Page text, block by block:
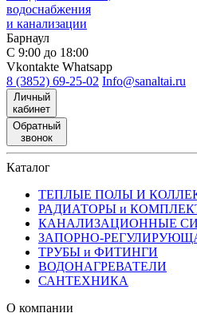
водоснабжения
и канализации
Барнаул
С 9:00 до 18:00
Vkontakte Whatsapp
8 (3852) 69-25-02 Info@sanaltai.ru
Личный
кабинет
Обратный
звонок
Каталог
ТЕПЛЫЕ ПОЛЫ И
РАДИАТОРЫ и
КАНАЛИЗАЦИОННЫЕ
ЗАПОРНО-
ТРУБЫ и ФИТИНГИ
ВОДОНАГРЕВАТЕЛИ
САНТЕХНИКА
О компании